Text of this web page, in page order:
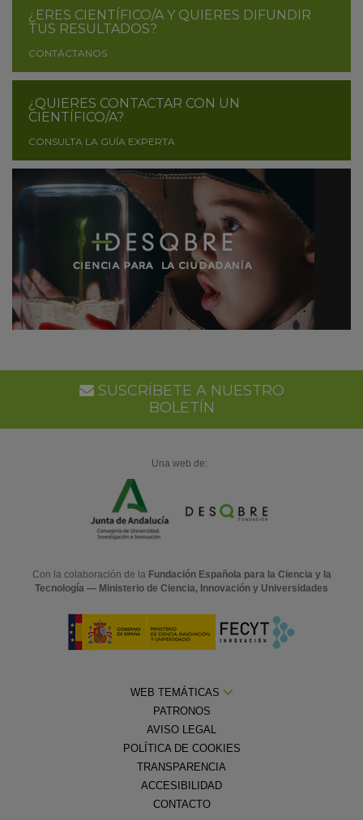
¿ERES CIENTÍFICO/A Y QUIERES DIFUNDIR
TUS RESULTADOS?
CONTÁCTANOS
¿QUIERES CONTACTAR CON UN
CIENTÍFICO/A?
CONSULTA LA GUÍA EXPERTA
SUSCRÍBETE A NUESTRO
BOLETÍN
Una web de:
Con la colaboración de la Fundación Española para la Ciencia y la
Tecnología — Ministerio de Ciencia, Innovación y Universidades
WEB TEMÁTICAS
PATRONOS
AVISO LEGAL
POLÍTICA DE COOKIES
TRANSPARENCIA
ACCESIBILIDAD
CONTACTO